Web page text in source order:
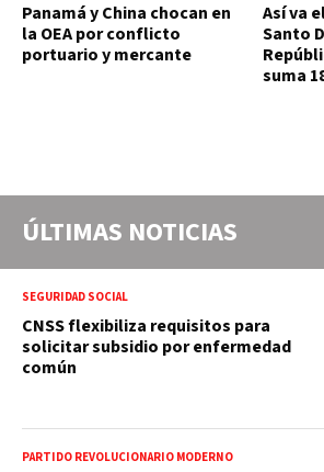
Panamá y China chocan en
la OEA por conflicto
portuario y mercante
Así va
Santo
suma
ÚLTIMAS NOTICIAS
SEGURIDAD SOCIAL
CNSS flexibiliza requisitos para
solicitar subsidio por enfermedad
común
PARTIDO REVOLUCIONARIO MODERNO